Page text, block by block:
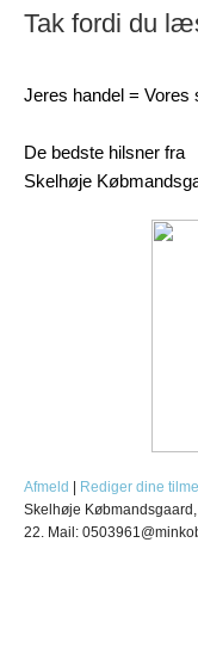
Tak fordi du
Jeres handel = Vores
De bedste hilsner fra
Skelhøje
Afmeld
Rediger dine
Skelhøje
22. Mail: